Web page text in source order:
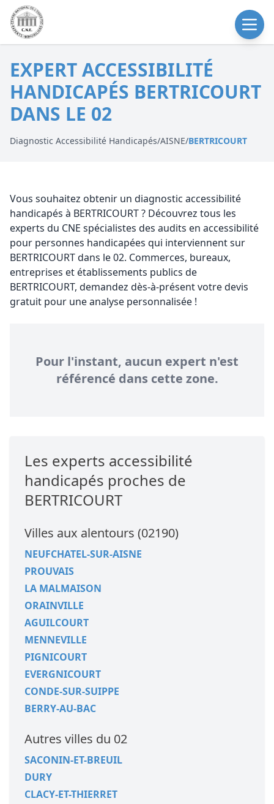
EXPERT ACCESSIBILITÉ
HANDICAPÉS BERTRICOURT
DANS LE 02
Diagnostic Accessibilité Handicapés/AISNE/BERTRICOURT
Vous souhaitez obtenir un diagnostic accessibilité
handicapés à BERTRICOURT ? Découvrez tous les
experts du CNE spécialistes des audits en accessibilité
pour personnes handicapées qui interviennent sur
BERTRICOURT dans le 02. Commerces, bureaux,
entreprises et établissements publics de
BERTRICOURT, demandez dès-à-présent votre devis
gratuit pour une analyse personnalisée !
Pour l'instant, aucun expert n'est
référencé dans cette zone.
Les experts accessibilité
handicapés proches de
BERTRICOURT
Villes aux alentours (02190)
NEUFCHATEL-SUR-AISNE
PROUVAIS
LA MALMAISON
ORAINVILLE
AGUILCOURT
MENNEVILLE
PIGNICOURT
EVERGNICOURT
CONDE-SUR-SUIPPE
BERRY-AU-BAC
Autres villes du 02
SACONIN-ET-BREUIL
DURY
CLACY-ET-THIERRET